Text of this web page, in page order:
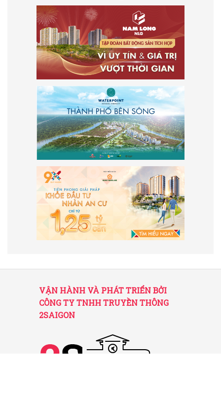
VẬN HÀNH VÀ PHÁT TRIỂN BỞI
CÔNG TY TNHH TRUYỀN THÔNG
2SAIGON